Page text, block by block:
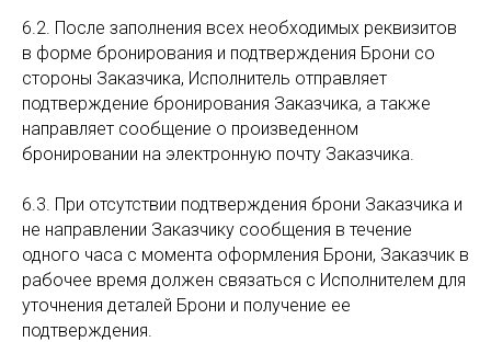
6.2. После заполнения всех необходимых реквизитов
в форме бронирования и подтверждения Брони со
стороны Заказчика, Исполнитель отправляет
подтверждение бронирования Заказчика, а также
направляет сообщение о произведенном
бронировании на электронную почту Заказчика.
6.3. При отсутствии подтверждения брони Заказчика и
не направлении Заказчику сообщения в течение
одного часа с момента оформления Брони, Заказчик в
рабочее время должен связаться с Исполнителем для
уточнения деталей Брони и получение ее
подтверждения.